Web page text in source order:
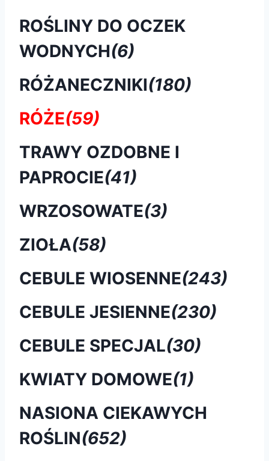
ROŚLINY DO OCZEK
WODNYCH(6)
RÓŻANECZNIKI(180)
RÓŻE(59)
TRAWY OZDOBNE I
PAPROCIE(41)
WRZOSOWATE(3)
ZIOŁA(58)
CEBULE WIOSENNE(243)
CEBULE JESIENNE(230)
CEBULE SPECJAL(30)
KWIATY DOMOWE(1)
NASIONA CIEKAWYCH
ROŚLIN(652)